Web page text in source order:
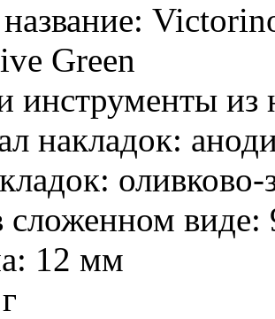
Green
инструменты
накладок:
оливково-
сложенном
12 мм